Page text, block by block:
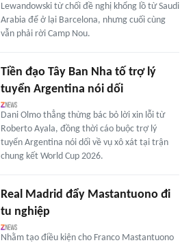
Lewandowski từ chối đề nghị khổng lồ từ Saudi
Arabia để ở lại Barcelona, nhưng cuối cùng
vẫn phải rời Camp Nou.
Tiền đạo Tây Ban Nha tố trợ lý
tuyển Argentina nói dối
Dani Olmo thẳng thừng bác bỏ lời xin lỗi từ
Roberto Ayala, đồng thời cáo buộc trợ lý
tuyển Argentina nói dối về vụ xô xát tại trận
chung kết World Cup 2026.
Real Madrid đẩy Mastantuono đi
tu nghiệp
Nhằm tạo điều kiện cho Franco Mastantuono